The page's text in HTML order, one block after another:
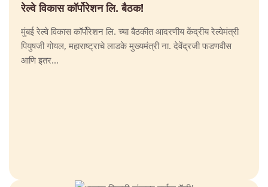
रेल्वे विकास कॉर्पोरेशन लि. बैठक!
मुंबई रेल्वे विकास कॉर्पोरेशन लि. च्या बैठकीत आदरणीय केंद्रीय रेल्वेमंत्री
पियुषजी गोयल, महाराष्ट्राचे लाडके मुख्यमंत्री ना. देवेंद्रजी फडणवीस
आणि इतर...